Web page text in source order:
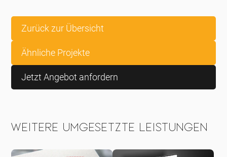
Zurück zur Übersicht
Ähnliche Projekte
Jetzt Angebot anfordern
Weitere umgesetzte Leistungen